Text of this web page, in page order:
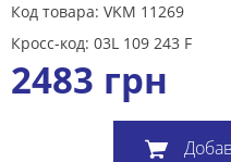
Код товара: VKM 11269
Кросс-код: 03L 109 243 F
2483 грн